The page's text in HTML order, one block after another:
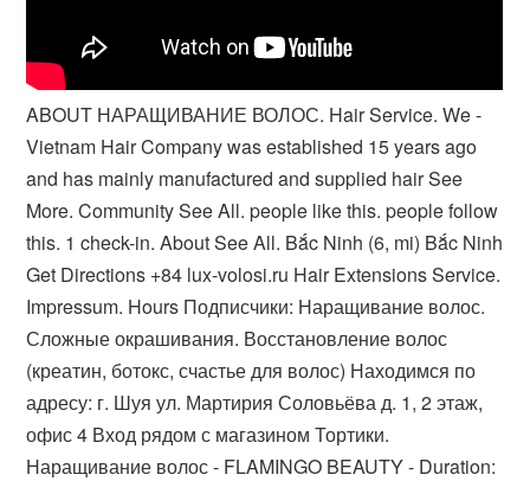
ABOUT НАРАЩИВАНИЕ ВОЛОС. Hair Service. We -
Vietnam Hair Company was established 15 years ago
and has mainly manufactured and supplied hair See
More. Community See All. people like this. people follow
this. 1 check-in. About See All. Bắc Ninh (6, mi) Bắc Ninh
Get Directions +84 lux-volosi.ru Hair Extensions Service.
Impressum. Hours Подписчики: Наращивание волос.
Сложные окрашивания. Восстановление волос
(креатин, ботокс, счастье для волос) Находимся по
адресу: г. Шуя ул. Мартирия Соловьёва д. 1, 2 этаж,
офис 4 Вход рядом с магазином Тортики.
Наращивание волос - FLAMINGO BEAUTY - Duration: